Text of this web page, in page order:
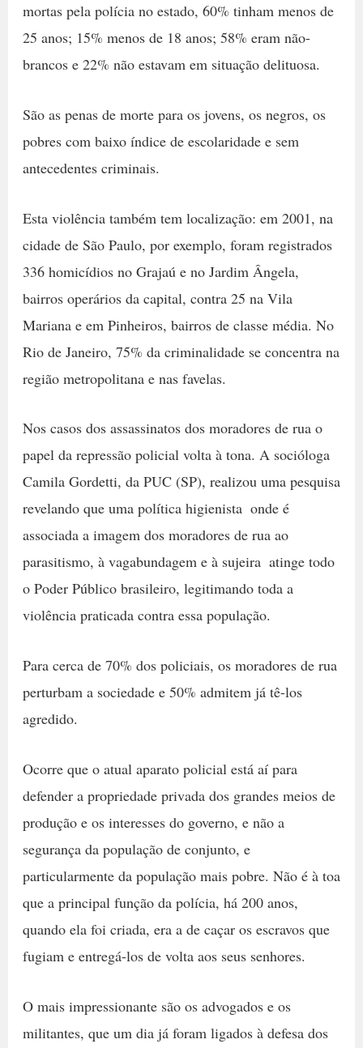
mortas pela polícia no estado, 60% tinham menos de
25 anos; 15% menos de 18 anos; 58% eram não-
brancos e 22% não estavam em situação delituosa.
São as penas de morte para os jovens, os negros, os
pobres com baixo índice de escolaridade e sem
antecedentes criminais.
Esta violência também tem localização: em 2001, na
cidade de São Paulo, por exemplo, foram registrados
336 homicídios no Grajaú e no Jardim Ângela,
bairros operários da capital, contra 25 na Vila
Mariana e em Pinheiros, bairros de classe média. No
Rio de Janeiro, 75% da criminalidade se concentra na
região metropolitana e nas favelas.
Nos casos dos assassinatos dos moradores de rua o
papel da repressão policial volta à tona. A socióloga
Camila Gordetti, da PUC (SP), realizou uma pesquisa
revelando que uma política higienista  onde é
associada a imagem dos moradores de rua ao
parasitismo, à vagabundagem e à sujeira  atinge todo
o Poder Público brasileiro, legitimando toda a
violência praticada contra essa população.
Para cerca de 70% dos policiais, os moradores de rua
perturbam a sociedade e 50% admitem já tê-los
agredido.
Ocorre que o atual aparato policial está aí para
defender a propriedade privada dos grandes meios de
produção e os interesses do governo, e não a
segurança da população de conjunto, e
particularmente da população mais pobre. Não é à toa
que a principal função da polícia, há 200 anos,
quando ela foi criada, era a de caçar os escravos que
fugiam e entregá-los de volta aos seus senhores.
O mais impressionante são os advogados e os
militantes, que um dia já foram ligados à defesa dos